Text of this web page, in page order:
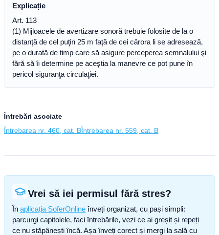
Explicație
Art. 113
(1) Mijloacele de avertizare sonoră trebuie folosite de la o
distanţă de cel puţin 25 m faţă de cei cărora li se adresează,
pe o durată de timp care să asigure perceperea semnalului şi
fără să îi determine pe aceştia la manevre ce pot pune în
pericol siguranţa circulaţiei.
Întrebări asociate
Întrebarea nr. 460, cat. BÎntrebarea nr. 559, cat. B
Vrei să iei permisul fără stres?
În aplicația SoferOnline înveți organizat, cu pași simpli:
parcurgi capitolele, faci întrebările, vezi ce ai greșit și repeți
ce nu stăpânești încă. Așa înveți corect și mergi la sală cu